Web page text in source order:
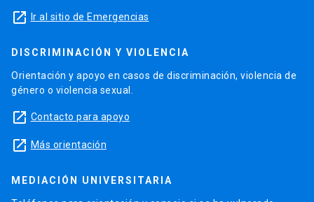
launch Ir al sitio de Emergencias
DISCRIMINACIÓN Y VIOLENCIA
Orientación y apoyo en casos de discriminación, violencia de
género o violencia sexual.
launch Contacto para apoyo
launch Más orientación
MEDIACIÓN UNIVERSITARIA